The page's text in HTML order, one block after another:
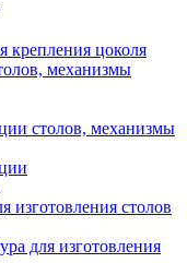
крепления цоколя
механизмы
столов, механизмы
столов
для изготовления